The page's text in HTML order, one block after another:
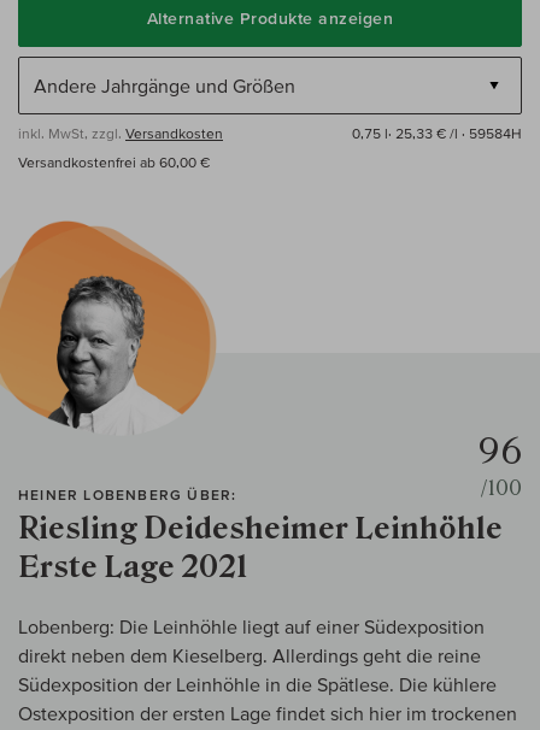
Alternative Produkte anzeigen
inkl. MwSt, zzgl. Versandkosten 0,75 l· 25,33 € /l · 59584H
Versandkostenfrei ab 60,00 €
HEINER LOBENBERG ÜBER:
Riesling Deidesheimer Leinhöhle
Erste Lage 2021
96
/100
Lobenberg: Die Leinhöhle liegt auf einer Südexposition
direkt neben dem Kieselberg. Allerdings geht die reine
Südexposition der Leinhöhle in die Spätlese. Die kühlere
Ostexposition der ersten Lage findet sich hier im trockenen